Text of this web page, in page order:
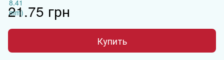
21.75 грн
Купить